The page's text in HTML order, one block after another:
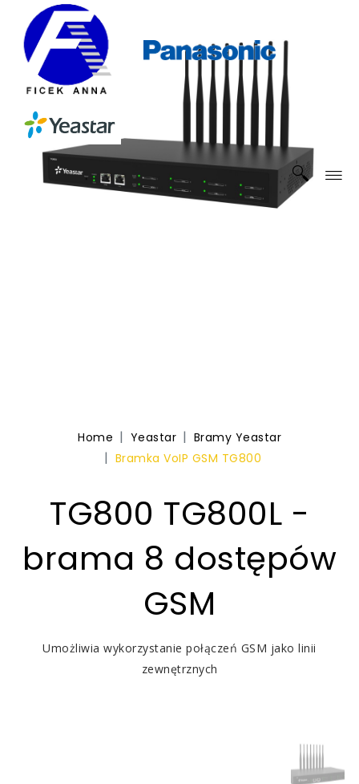
Home Yeastar
Bramy Yeastar
Bramka VoIP GSM TG800
TG800 TG800L -
brama 8 dostępów
GSM
Umożliwia wykorzystanie połączeń GSM jako linii
zewnętrznych